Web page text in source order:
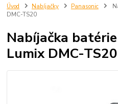
Úvod Nabíjačky Panasonic
DMC-TS20
Nabíjačka
Lumix DMC-TS20